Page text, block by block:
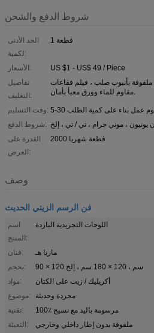
شروط الدفع والشحن
الحد الأدنى
لكمية:
1 قطعة
الأسعار:
US $1 - US$ 49 / Piece
تفاصيل
التغليف:
ملفوفة بأنبوب صلب ، فيلم فقاعات
مقاوم للماء وورق معبأ بأمان.
وقت التسليم:
30 يوم عمل بناء على كمية الطلب
شروط الدفع: يونيون ، موني جرام ، تي / تي ، إلخ
القدرة على
العرض:
2000 قطعة شهريا
وصف
فن الرسم الزيتي الحديث
اسم
المنتج:
اللوحات التجريدية الباردة
فنان:
ماريا هـ
بحجم:
90 × 120 سم ، 120 × 180 سم ، إلخ
مواد:
أكريليك / زيت على الكتان
موضوع:
مجردة وحديثة
تقنية:
100٪ مرسومة باليد مع نسيج
التعبئة:
ملفوفة بدون إطار داخلي وخارجي